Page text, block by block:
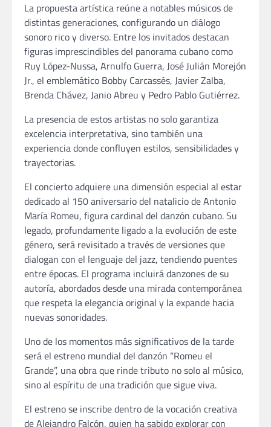
La propuesta artística reúne a notables músicos de
distintas generaciones, configurando un diálogo
sonoro rico y diverso. Entre los invitados destacan
figuras imprescindibles del panorama cubano como
Ruy López-Nussa, Arnulfo Guerra, José Julián Morejón
Jr., el emblemático Bobby Carcassés, Javier Zalba,
Brenda Chávez, Janio Abreu y Pedro Pablo Gutiérrez.
La presencia de estos artistas no solo garantiza
excelencia interpretativa, sino también una
experiencia donde confluyen estilos, sensibilidades y
trayectorias.
El concierto adquiere una dimensión especial al estar
dedicado al 150 aniversario del natalicio de Antonio
María Romeu, figura cardinal del danzón cubano. Su
legado, profundamente ligado a la evolución de este
género, será revisitado a través de versiones que
dialogan con el lenguaje del jazz, tendiendo puentes
entre épocas. El programa incluirá danzones de su
autoría, abordados desde una mirada contemporánea
que respeta la elegancia original y la expande hacia
nuevas sonoridades.
Uno de los momentos más significativos de la tarde
será el estreno mundial del danzón “Romeu el
Grande”, una obra que rinde tributo no solo al músico,
sino al espíritu de una tradición que sigue viva.
El estreno se inscribe dentro de la vocación creativa
de Alejandro Falcón, quien ha sabido explorar con